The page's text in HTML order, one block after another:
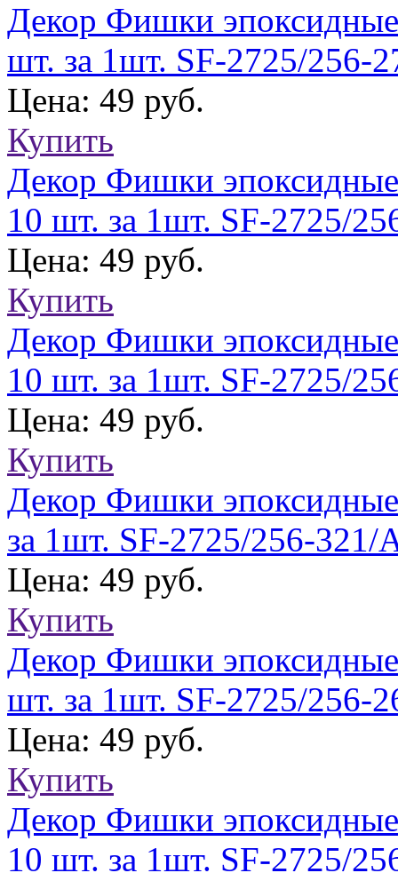
Декор Фишки
шт. за 1шт. SF-2725/256-
Цена: 49 руб.
Купить
Декор Фишки
10 шт. за 1шт. SF-2725/
Цена: 49 руб.
Купить
Декор Фишки
10 шт. за 1шт. SF-2725/
Цена: 49 руб.
Купить
Декор Фишки
за 1шт. SF-2725/256-321/
Цена: 49 руб.
Купить
Декор Фишки
шт. за 1шт. SF-2725/256-
Цена: 49 руб.
Купить
Декор Фишки
10 шт. за 1шт. SF-2725/